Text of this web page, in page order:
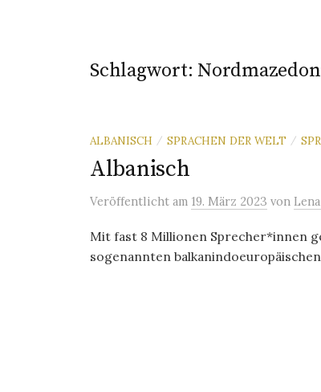
Schlagwort:
ALBANISCH / SPRACHEN DER WELT /
Albanisch
Veröffentlicht am 19. März 2023 von
Mit fast 8 Millionen Sprecher*innen
sogenannten